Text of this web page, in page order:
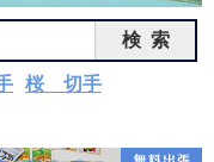
検索
桜 切手